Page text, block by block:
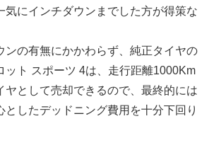
気にインチダウンまでした方が得策な
ンの有無にかかわらず、純正タイヤの
ット スポーツ 4は、走行距離1000Km
ヤとして売却できるので、最終的には
としたデッドニング費用を十分下回り